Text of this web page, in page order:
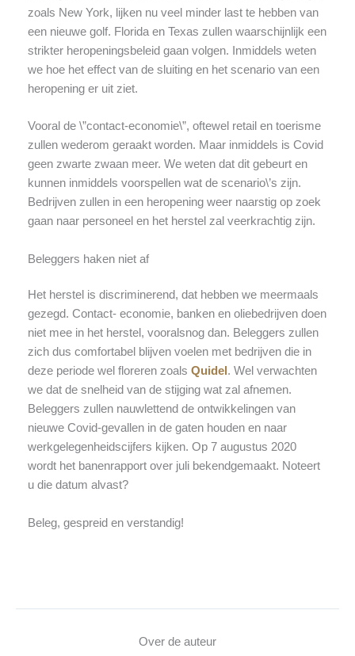
zoals New York, lijken nu veel minder last te hebben van
een nieuwe golf. Florida en Texas zullen waarschijnlijk een
strikter heropeningsbeleid gaan volgen. Inmiddels weten
we hoe het effect van de sluiting en het scenario van een
heropening er uit ziet.
Vooral de \”contact-economie\”, oftewel retail en toerisme
zullen wederom geraakt worden. Maar inmiddels is Covid
geen zwarte zwaan meer. We weten dat dit gebeurt en
kunnen inmiddels voorspellen wat de scenario\’s zijn.
Bedrijven zullen in een heropening weer naarstig op zoek
gaan naar personeel en het herstel zal veerkrachtig zijn.
Beleggers haken niet af
Het herstel is discriminerend, dat hebben we meermaals
gezegd. Contact- economie, banken en oliebedrijven doen
niet mee in het herstel, vooralsnog dan. Beleggers zullen
zich dus comfortabel blijven voelen met bedrijven die in
deze periode wel floreren zoals Quidel . Wel verwachten
we dat de snelheid van de stijging wat zal afnemen.
Beleggers zullen nauwlettend de ontwikkelingen van
nieuwe Covid-gevallen in de gaten houden en naar
werkgelegenheidscijfers kijken. Op 7 augustus 2020
wordt het banenrapport over juli bekendgemaakt. Noteert
u die datum alvast?
Beleg, gespreid en verstandig!
Over de auteur